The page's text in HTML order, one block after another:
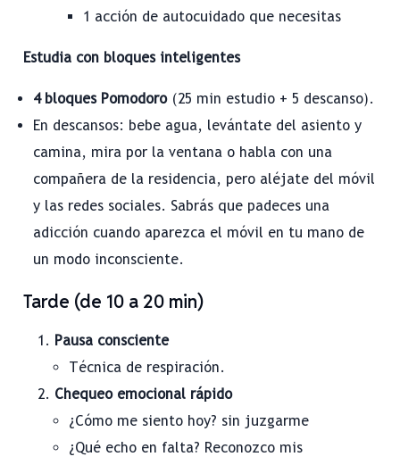
1 acción de autocuidado que necesitas
Estudia con bloques inteligentes
4 bloques Pomodoro(25 min estudio + 5 descanso).
En descansos: bebe agua, levántate del asiento y
camina, mira por la ventana o habla con una
compañera de la residencia, pero aléjate del móvil
y las redes sociales. Sabrás que padeces una
adicción cuando aparezca el móvil en tu mano de
un modo inconsciente.
Tarde (de 10 a 20 min)
Pausa consciente
Técnica de respiración.
Chequeo emocional rápido
¿Cómo me siento hoy? sin juzgarme
¿Qué echo en falta? Reconozco mis